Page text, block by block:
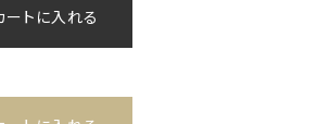
ートに入れる